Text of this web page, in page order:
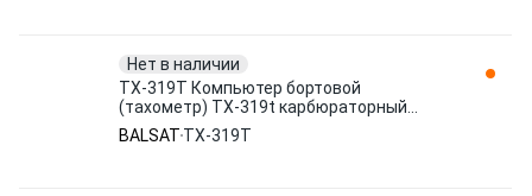
Нет в наличии
ТХ-319T Компьютер бортовой
(тахометр) ТХ-319t карбюраторный
двигатель# BALSAT
BALSAT ТХ-319T